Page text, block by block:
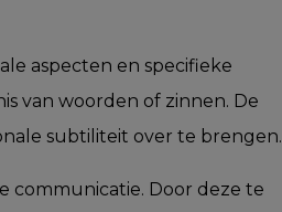
aspecten en specifieke
van woorden of zinnen. De
subtiliteit over te brengen.
communicatie. Door deze te